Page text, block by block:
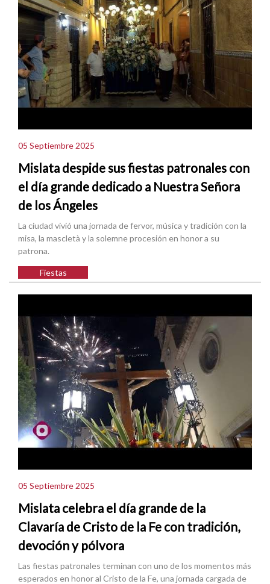
05 Septiembre 2025
Mislata despide sus fiestas patronales con
el día grande dedicado a Nuestra Señora
de los Ángeles
La ciudad vivió una jornada de fervor, música y tradición con la
misa, la mascletà y la solemne procesión en honor a su
patrona.
Fiestas
05 Septiembre 2025
Mislata celebra el día grande de la
Clavaría de Cristo de la Fe con tradición,
devoción y pólvora
Las fiestas patronales terminan con uno de los momentos más
esperados en honor al Cristo de la Fe, una jornada cargada de